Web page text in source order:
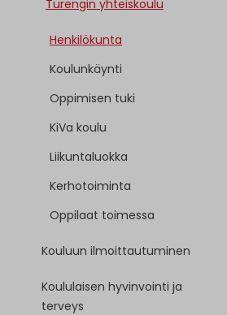
Turengin yhteiskoulu
Henkilökunta
Koulunkäynti
Oppimisen tuki
KiVa koulu
Liikuntaluokka
Kerhotoiminta
Oppilaat toimessa
Kouluun ilmoittautuminen
Koululaisen hyvinvointi ja
terveys